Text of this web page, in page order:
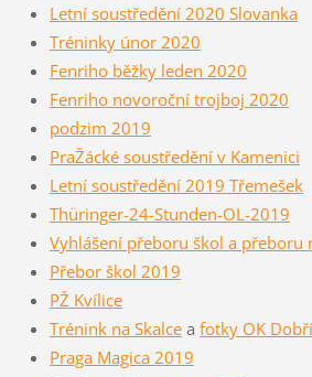
Letní soustředění 2020 Slovanka
Tréninky únor 2020
Fenriho běžky leden 2020
Fenriho novoroční trojboj 2020
podzim 2019
PraŽácké soustředění v Kamenici
Letní soustředění 2019 Třemešek
Thüringer-24-Stunden-OL-2019
Vyhlášení přeboru škol a přeboru
Přebor škol 2019
PŽ Kvílice
Trénink na Skalcea fotky OK
Praga Magica 2019